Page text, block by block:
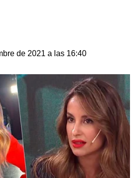
de 2021 a las 16:40